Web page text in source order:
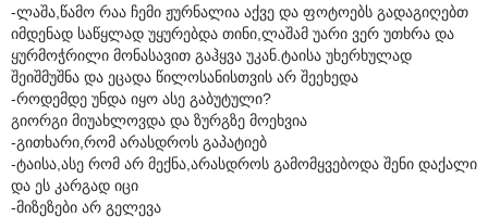
-ლაშა,წამო რაა ჩემი ჟურნალია აქვე და ფოტოებს გადაგიღებთ
იმდენად საწყლად უყურებდა თინი,ლაშამ უარი ვერ უთხრა და
ყურმოჭრილი მონასავით გაჰყვა უკან.ტაისა უხერხულად
შეიშმუშნა და ეცადა წილოსანისთვის არ შეეხედა
-როდემდე უნდა იყო ასე გაბუტული?
გიორგი მიუახლოვდა და ზურგზე მოეხვია
-გითხარი,რომ არასდროს გაპატიებ
-ტაისა,ასე რომ არ მექნა,არასდროს გამომყვებოდა შენი დაქალი
და ეს კარგად იცი
-მიზეზები არ გელევა